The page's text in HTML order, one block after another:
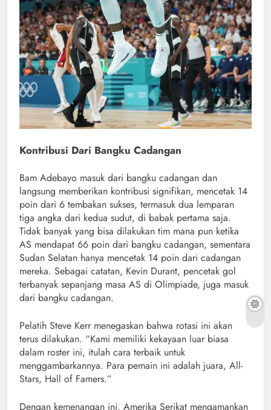
Kontribusi Dari Bangku Cadangan
Bam Adebayo masuk dari bangku cadangan dan
langsung memberikan kontribusi signifikan, mencetak 14
poin dari 6 tembakan sukses, termasuk dua lemparan
tiga angka dari kedua sudut, di babak pertama saja.
Tidak banyak yang bisa dilakukan tim mana pun ketika
AS mendapat 66 poin dari bangku cadangan, sementara
Sudan Selatan hanya mencetak 14 poin dari cadangan
mereka. Sebagai catatan, Kevin Durant, pencetak gol
terbanyak sepanjang masa AS di Olimpiade, juga masuk
dari bangku cadangan.
Pelatih Steve Kerr menegaskan bahwa rotasi ini akan
terus dilakukan. “Kami memiliki kekayaan luar biasa
dalam roster ini, itulah cara terbaik untuk
menggambarkannya. Para pemain ini adalah juara, All-
Stars, Hall of Famers.”
Dengan kemenangan ini, Amerika Serikat mengamankan